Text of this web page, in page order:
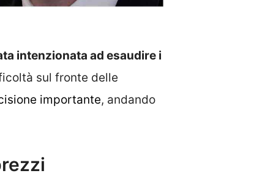
intenzionata ad esaudire i
sul fronte delle
importante, andando